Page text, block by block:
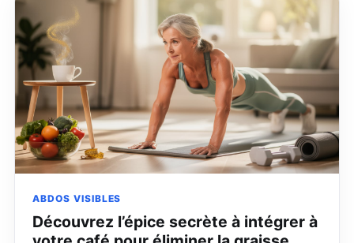
ABDOS VISIBLES
Découvrez l’épice secrète à intégrer à